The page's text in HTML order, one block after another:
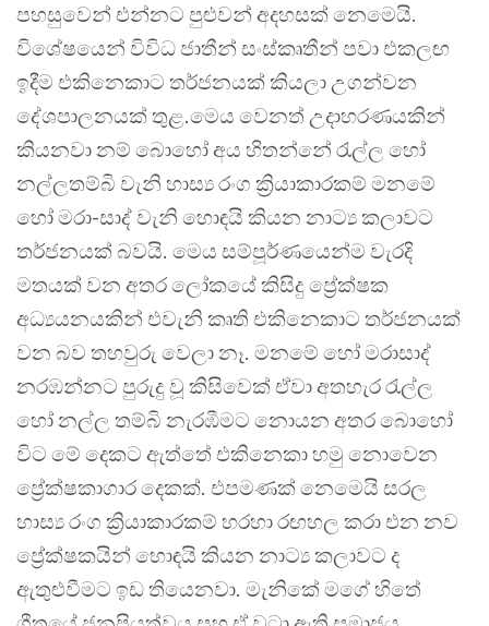
පහසුවෙන් එන්නට පුළුවන් අදහසක් නෙමෙයි.
විශේෂයෙන් විවිධ ජාතීන් සංස්කෘතීන් පවා එකලඟ
ඉදීම එකිනෙකාට තර්ජනයක් කියලා උගන්වන
දේශපාලනයක් තුළ.මෙය වෙනත් උදාහරණයකින්
කියනවා නම් බොහෝ අය හිතන්නේ රැල්ල හෝ
නල්ලතම්බි වැනි හාස්‍ය රංග ක්‍රියාකාරකම් මනමේ
හෝ මරා-සාද් වැනි හොඳයි කියන නාට්‍ය කලාවට
තර්ජනයක් බවයි. මෙය සම්පූර්ණයෙන්ම වැරදි
මතයක් වන අතර ලෝකයේ කිසිදු ප්‍රේක්ෂක
අධ්‍යයනයකින් එවැනි කෘති එකිනෙකාට තර්ජනයක්
වන බව තහවුරු වෙලා නෑ. මනමේ හෝ මරාසාද්
නරඹන්නට පුරුදු වූ කිසිවෙක් ඒවා අතහැර රැල්ල
හෝ නල්ල තම්බි නැරඹීමට නොයන අතර බොහෝ
විට මේ දෙකට ඇත්තේ එකිනෙකා හමු නොවෙන
ප්‍රේක්ෂකාගාර දෙකක්. එපමණක් නෙමෙයි සරල
හාස්‍ය රංග ක්‍රියාකාරකම් හරහා රඟහල කරා එන නව
ප්‍රේක්ෂකයින් හොඳයි කියන නාට්‍ය කලාවට ද
ඇතුළුවීමට ඉඩ තියෙනවා. මැනිකේ මගේ හිතේ